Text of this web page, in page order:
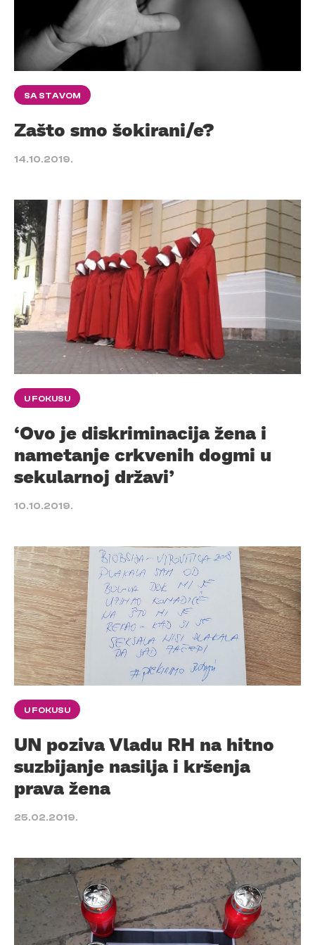
SA STAVOM
Zašto smo šokirani/e?
14.10.2019.
U FOKUSU
‘Ovo je diskriminacija žena i
nametanje crkvenih dogmi u
sekularnoj državi’
10.10.2019.
U FOKUSU
UN poziva Vladu RH na hitno
suzbijanje nasilja i kršenja
prava žena
25.02.2019.